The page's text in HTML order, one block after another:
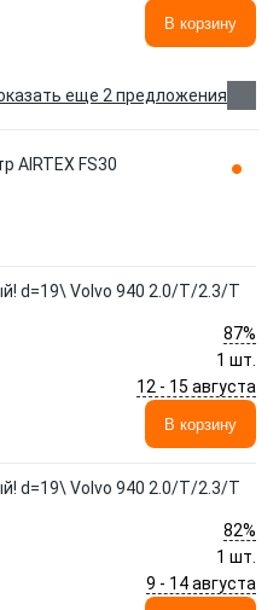
В корзину
еще 2 предложения
AIRTEX FS30
d=19\ Volvo 940 2.0/T/2.3/T
87%
1 шт.
12 - 15 августа
В корзину
d=19\ Volvo 940 2.0/T/2.3/T
82%
1 шт.
9 - 14 августа